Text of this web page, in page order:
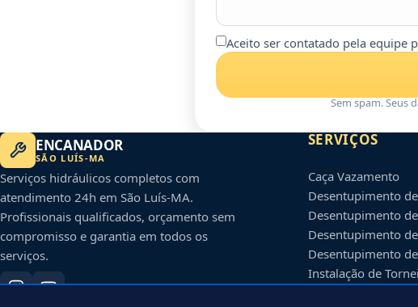
Aceito ser contatado pela equipe
Sem spam. Seus
ENCANADOR
SÃO LUÍS-MA
Serviços hidráulicos completos com
atendimento 24h em São Luís-MA.
Profissionais qualificados, orçamento sem
compromisso e garantia em todos os
serviços.
SERVIÇOS
Caça Vazamento
Desentupimento
Desentupimento
Desentupimento
Desentupimento
Instalação de